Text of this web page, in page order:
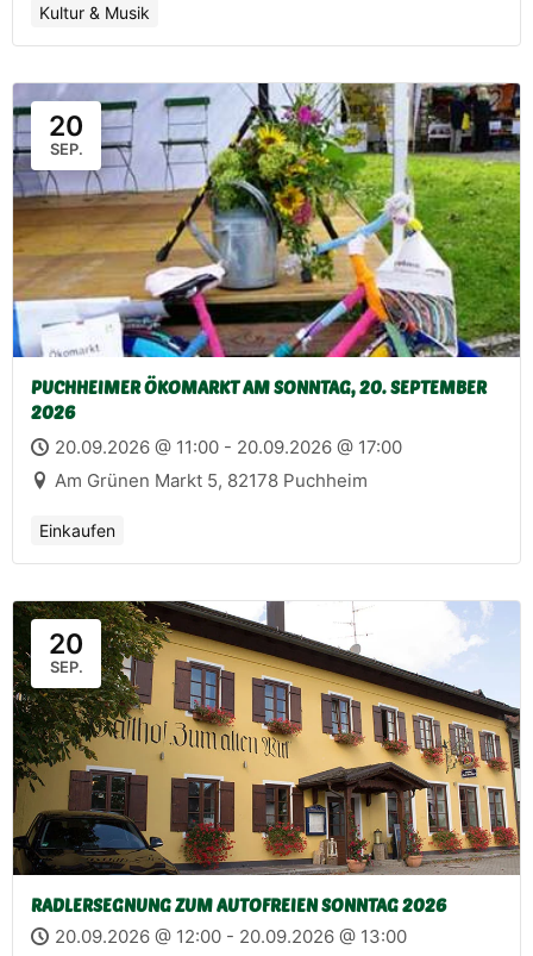
Kultur & Musik
20
SEP.
PUCHHEIMER ÖKOMARKT AM SONNTAG, 20. SEPTEMBER
2026
20.09.2026 @ 11:00 - 20.09.2026 @ 17:00
Am Grünen Markt 5, 82178 Puchheim
Einkaufen
20
SEP.
RADLERSEGNUNG ZUM AUTOFREIEN SONNTAG 2026
20.09.2026 @ 12:00 - 20.09.2026 @ 13:00